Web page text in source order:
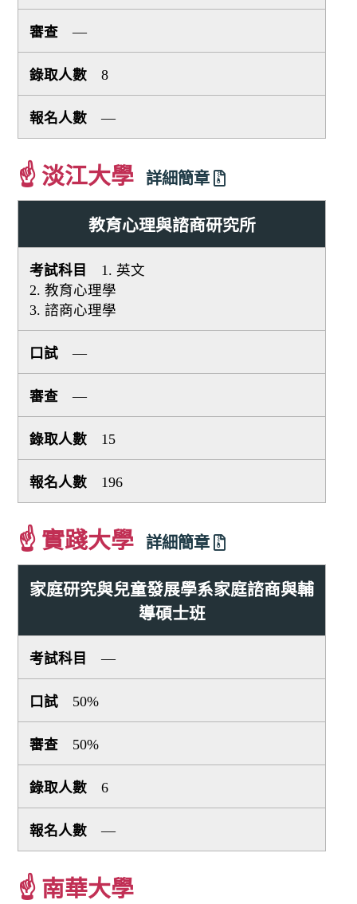
—
8
—
☝ 淡江大學 詳細簡章
教育心理與諮商研究所
1. 英文
2. 教育心理學
3. 諮商心理學
—
—
15
196
☝ 實踐大學 詳細簡章
家庭研究與兒童發展學系家庭諮商與輔
導碩士班
—
50%
50%
6
—
☝ 南華大學